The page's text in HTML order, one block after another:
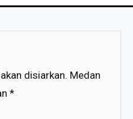
disiarkan. Medan
*